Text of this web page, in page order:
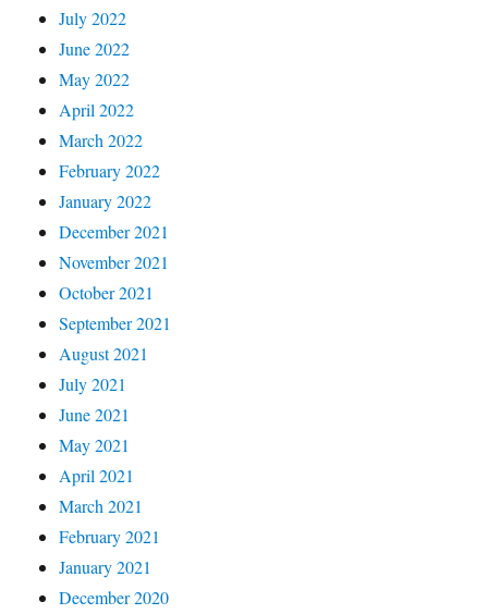
July 2022
June 2022
May 2022
April 2022
March 2022
February 2022
January 2022
December 2021
November 2021
October 2021
September 2021
August 2021
July 2021
June 2021
May 2021
April 2021
March 2021
February 2021
January 2021
December 2020